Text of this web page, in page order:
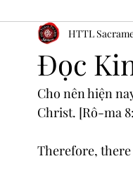
Đọc
HTTL
Cho nên hiện
Christ. [Rô-ma
Therefore, there